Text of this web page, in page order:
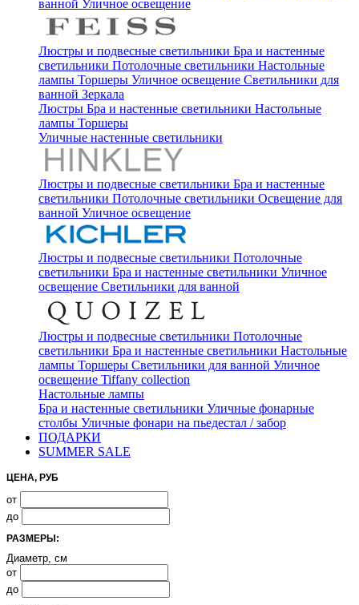
ванной Уличное освещение
Люстры и подвесные светильники Бра и настенные
светильники Потолочные светильники Настольные
лампы Торшеры Уличное освещение Светильники для
ванной Зеркала
Люстры Бра и настенные светильники Настольные
лампы Торшеры
Уличные настенные светильники
Люстры и подвесные светильники Бра и настенные
светильники Потолочные светильники Освещение для
ванной Уличное освещение
Люстры и подвесные светильники Потолочные
светильники Бра и настенные светильники Уличное
освещение Светильники для ванной
Люстры и подвесные светильники Потолочные
светильники Бра и настенные светильники Настольные
лампы Торшеры Светильники для ванной Уличное
освещение Tiffany collection
Настольные лампы
Бра и настенные светильники Уличные фонарные
столбы Уличные фонари на пьедестал / забор
ПОДАРКИ
SUMMER SALE
ЦЕНА, РУБ
от
до
РАЗМЕРЫ:
Диаметр, см
от
до